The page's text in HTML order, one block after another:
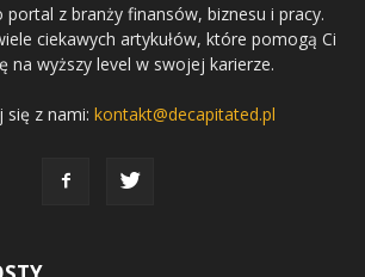
portal z branży finansów, biznesu i pracy.
ciekawych artykułów, które pomogą Ci
na wyższy level w swojej karierze.
się z nami: kontakt@decapitated.pl